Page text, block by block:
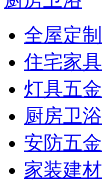
全屋定制
住宅家具
灯具五金
厨房卫浴
安防五金
家装建材